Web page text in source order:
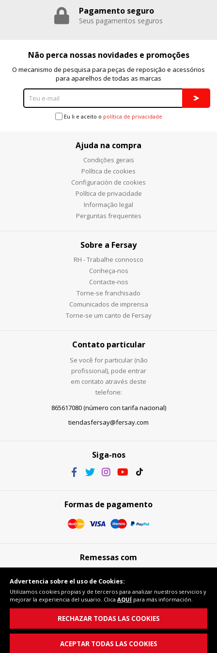
Pagamento seguro
Seus pagamentos seguros
Não perca nossas novidades e promoções
O mecanismo de pesquisa para peças de reposição e acessórios
para aparelhos de todas as marcas
Eu li e aceito o política de privacidade
Ajuda na compra
Condições gerais
Política de cookies
Configuración de cookies
Política de privacidade
Informação legal
Perguntas frequentes
Sobre a Fersay
RH - Trabalhe connosco
Conheça-nos
Contacte-nos
Torne-se franchisado
Comunicados de imprensa
Torne-se um canto de Fersay
Contato particular
Se você for particular (não
profissional), pode entrar
em contato através deste
telefone:
865617080 (número con tarifa nacional)
tiendasfersay@fersay.com
Siga-nos
Formas de pagamento
Remessas com
Compra segura
Advertencia sobre el uso de Cookies:
Utilizamos cookies propias y de terceros para analizar nuestros servicios y
mejorar la experiencia del usuario. Clica AQUÍ para más información.
RECHAZAR TODAS LAS COOKIES
ACEPTAR TODAS LAS COOKIES
Puedes volver a configurar tus cookies desde la sección
"Configuración de cookies" al pie de la página. También puedes
consultar nuestrapolítica de cookies